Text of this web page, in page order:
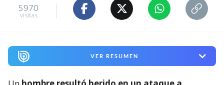
5970
visitas
VER RESUMEN